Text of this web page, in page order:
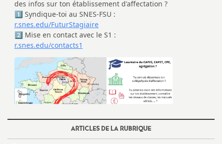
ARTICLES DE LA RUBRIQUE